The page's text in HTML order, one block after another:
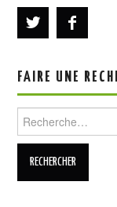
FAIRE UNE